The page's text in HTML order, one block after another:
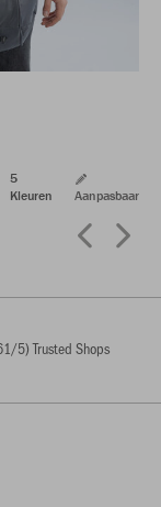
5
Kleuren
Aanpasbaar
/5) Trusted Shops